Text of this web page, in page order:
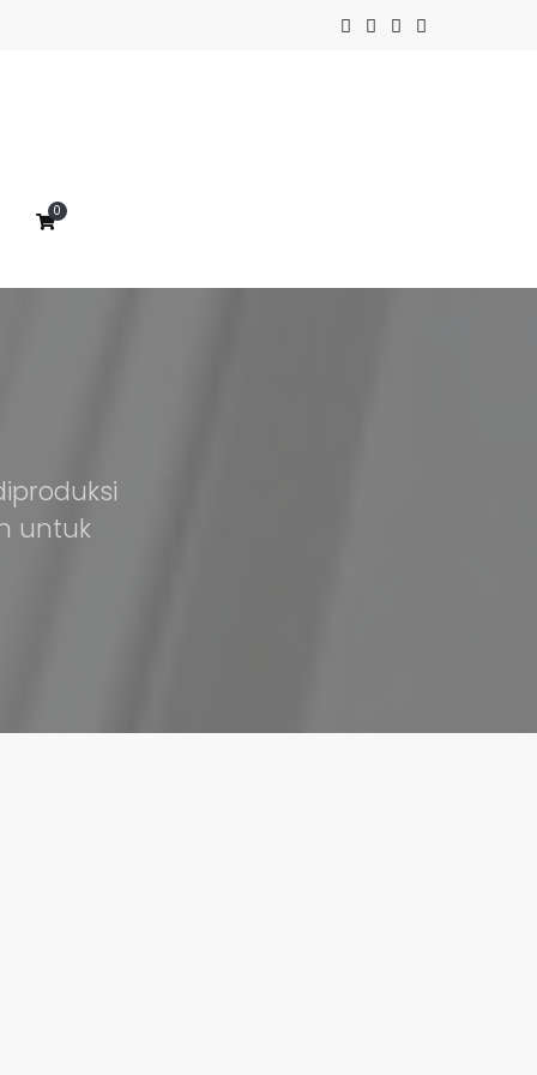
0
untuk